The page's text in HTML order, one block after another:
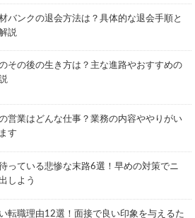
バンクの退会方法は？具体的な退会手順と
説
その後の生き方は？主な進路やおすすめの
営業はどんな仕事？業務の内容ややりがい
す
っている悲惨な末路6選！早めの対策でニ
しよう
転職理由12選！面接で良い印象を与えるた